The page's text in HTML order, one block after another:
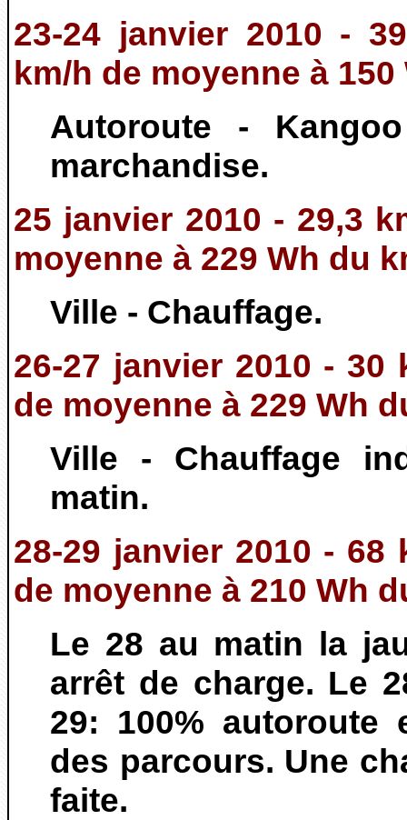
23-24 janvier 2010 -
km/h de moyenne à
Autoroute -
marchandise.
25 janvier 2010 - 29,3
moyenne à 229 Wh du
Ville - Chauffage.
26-27 janvier 2010 - 30
de moyenne à 229 Wh
Ville - Chauffage
matin.
28-29 janvier 2010 - 68
de moyenne à 210 Wh
Le 28 au matin la
arrêt de charge. Le
29: 100% autoroute
des parcours. Une
faite.